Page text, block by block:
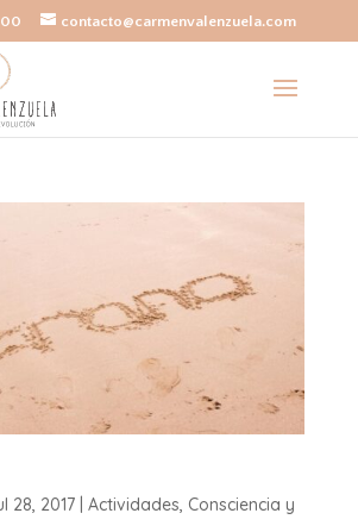
contacto@carmenvalenzuela.com
28, 2017| Actividades, Consciencia y